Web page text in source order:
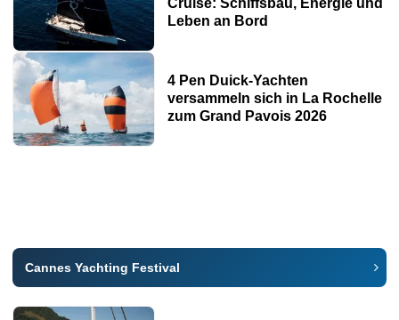
Cruise: Schiffsbau, Energie und
Leben an Bord
4 Pen Duick-Yachten
versammeln sich in La Rochelle
zum Grand Pavois 2026
Cannes Yachting Festival